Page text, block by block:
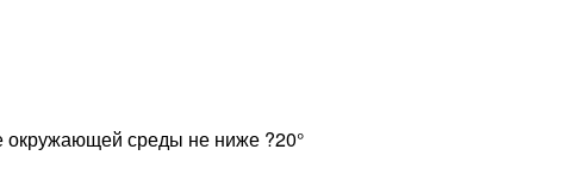
окружающей среды не ниже ?20°